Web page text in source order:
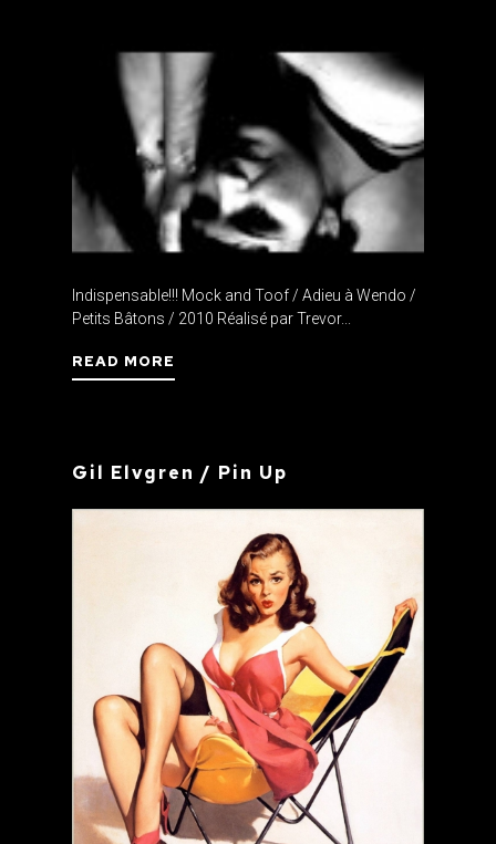
Indispensable!!! Mock and Toof / Adieu à Wendo /
Petits Bâtons / 2010 Réalisé par Trevor...
READ MORE
Gil Elvgren / Pin Up